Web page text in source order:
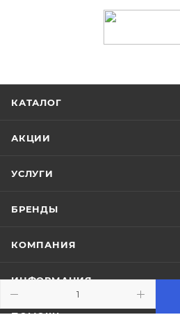
КАТАЛОГ
АКЦИИ
УСЛУГИ
БРЕНДЫ
КОМПАНИЯ
ИНФОРМАЦИЯ
ПОМОЩЬ